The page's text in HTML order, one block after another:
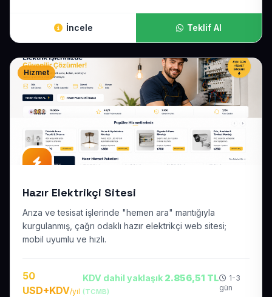
İncele Teklif Al
Hizmet
Hazır Elektrikçi Sitesi
Arıza ve tesisat işlerinde "hemen ara" mantığıyla
kurgulanmış, çağrı odaklı hazır elektrikçi web sitesi;
mobil uyumlu ve hızlı.
50
USD+KDV/yıl
KDV dahil yaklaşık 2.856,51 TL
(TCMB)
1-3
gün